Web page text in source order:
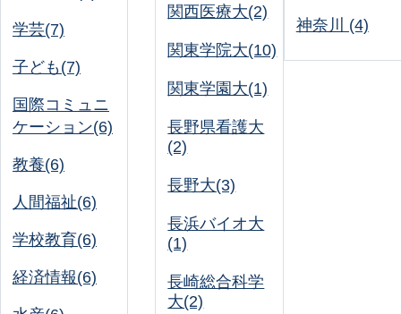
学芸(7)
子ども(7)
国際コミュニ
ケーション(6)
教養(6)
人間福祉(6)
学校教育(6)
経済情報(6)
関西医療大(2)
関東学院大(10)
関東学園大(1)
長野県看護大
(2)
長野大(3)
長浜バイオ大
(1)
長崎総合科学
大(2)
神奈川 (4)